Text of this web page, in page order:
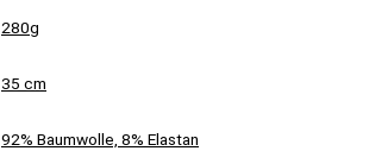
280g
35 cm
92% Baumwolle, 8% Elastan